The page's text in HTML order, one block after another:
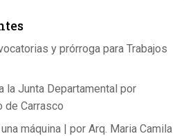
p
p
y prórroga para Trabajos
la Junta Departamental por
de Carrasco
máquina | por Arq. Maria Camila